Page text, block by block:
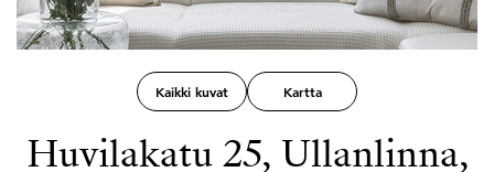
Kaikki kuvat Kartta
Huvilakatu 25, Ullanlinna,